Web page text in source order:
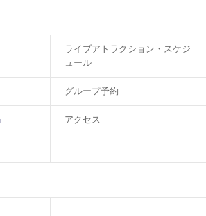
ライブアトラクション・スケジ
ュール
グループ予約
アクセス